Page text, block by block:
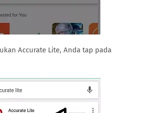
Accurate Lite, Anda tap pada